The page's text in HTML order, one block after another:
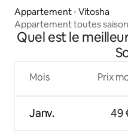
Appartement ⋅ Vitosha
Appartement toutes
Quel est le
Mois
Janv.
Prix
49